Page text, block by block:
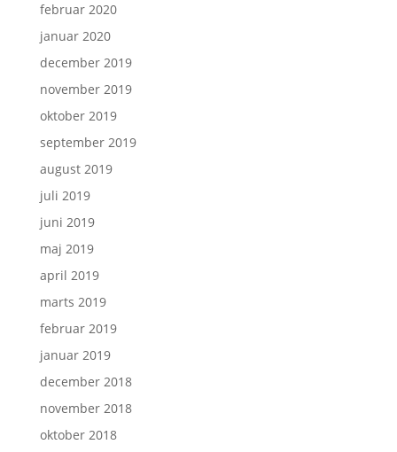
februar 2020
januar 2020
december 2019
november 2019
oktober 2019
september 2019
august 2019
juli 2019
juni 2019
maj 2019
april 2019
marts 2019
februar 2019
januar 2019
december 2018
november 2018
oktober 2018